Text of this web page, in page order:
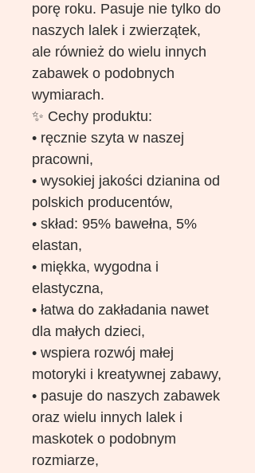
porę roku. Pasuje nie tylko do
naszych lalek i zwierzątek,
ale również do wielu innych
zabawek o podobnych
wymiarach.
✨ Cechy produktu:
• ręcznie szyta w naszej
pracowni,
• wysokiej jakości dzianina od
polskich producentów,
• skład: 95% bawełna, 5%
elastan,
• miękka, wygodna i
elastyczna,
• łatwa do zakładania nawet
dla małych dzieci,
• wspiera rozwój małej
motoryki i kreatywnej zabawy,
• pasuje do naszych zabawek
oraz wielu innych lalek i
maskotek o podobnym
rozmiarze,